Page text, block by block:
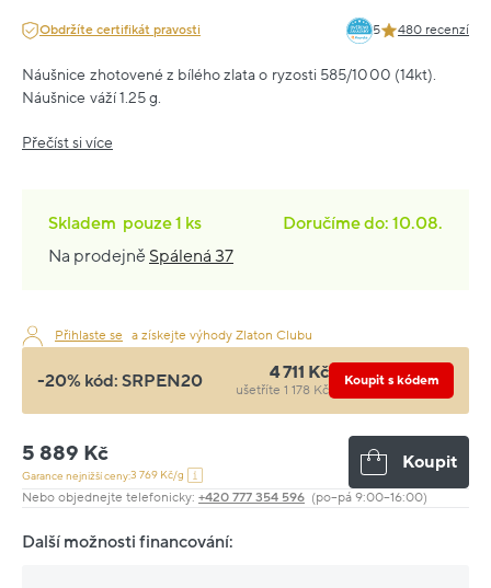
Obdržíte certifikát pravosti 5 480 recenzí
Náušnice zhotovené z bílého zlata o ryzosti 585/1000 (14kt).
Náušnice váží 1.25 g.
Přečíst si více
Skladem pouze1 ks
Doručíme do: 10.08.
Na prodejně Spálená 37
Přihlaste se a získejte výhody Zlaton Clubu
-20% kód: SRPEN20 4 711 Kč
ušetříte 1 178 Kč
Koupit s kódem
5 889 Kč
Garance nejnižší ceny:3 769 Kč/g
Koupit
Nebo objednejte telefonicky: +420 777 354 596 (po–pá 9:00–16:00)
Další možnosti financování: